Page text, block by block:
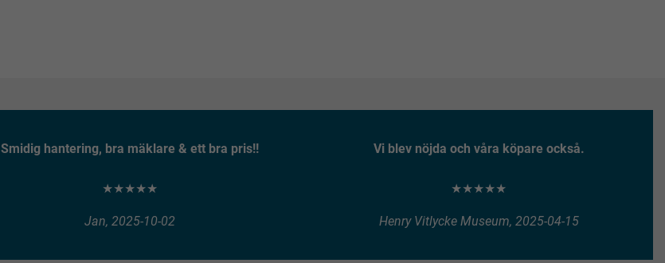
Smidig hantering, bra mäklare & ett bra pris!!
★★★★★
Jan, 2025-10-02
Vi blev nöjda och våra köpare också.
★★★★★
Henry Vitlycke Museum, 2025-04-15